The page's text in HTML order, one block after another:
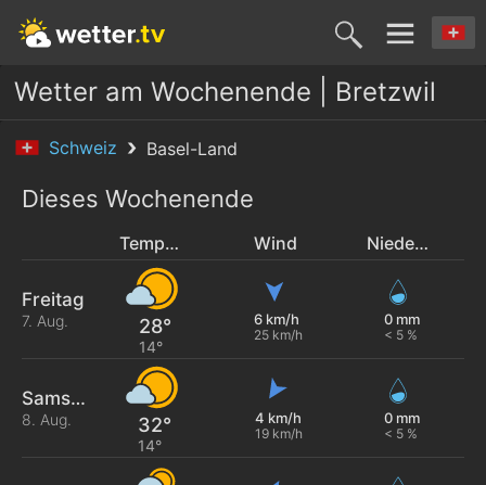
Wetter am Wochenende | Bretzwil
Schweiz Basel-Land
Dieses Wochenende
Temperatur Wind Niederschlag
Freitag
7. Aug. 28°
14°
6 km/h
25 km/h
0 mm
< 5 %
Samstag
8. Aug. 32°
14°
4 km/h
19 km/h
0 mm
< 5 %